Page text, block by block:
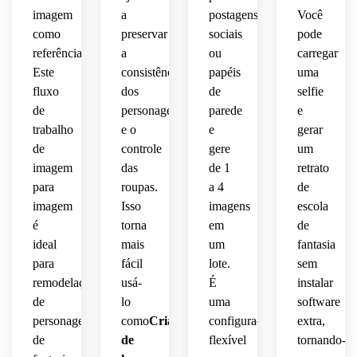
polida.
sonhadores
identidade
preservada.
altamente
compartilhável.
em
movimento.
imagem
como
referência.
Este
fluxo
de
trabalho
de
imagem
para
imagem
é
ideal
para
remodelações
de
personagens
de
a
preservar
a
consistência
dos
personagens
e o
controle
das
roupas.
Isso
torna
mais
fácil
usá-
lo
comoCriador
de
postagens
sociais
ou
papéis
de
parede
e
gere
de 1
a 4
imagens
em
um
lote.
É
uma
configuração
flexível
Você
pode
carregar
uma
selfie
e
gerar
um
retrato
de
escola
de
fantasia
sem
instalar
software
extra,
tornando-